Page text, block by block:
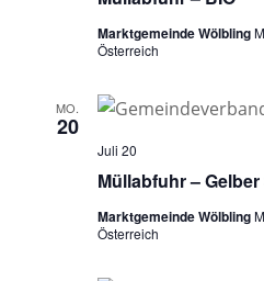
Marktgemeinde Wölbling
Österreich
MO.
20
Müllabfuhr –
Juli 20
Marktgemeinde Wölbling
Österreich